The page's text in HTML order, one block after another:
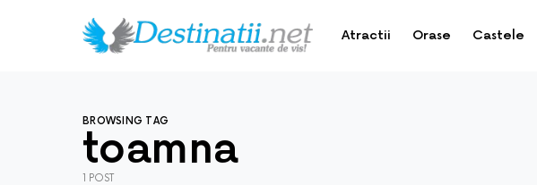
Atractii Orase Castele
BROWSING TAG
toamna
1 POST